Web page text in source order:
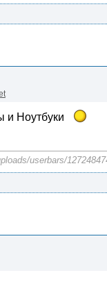
и Ноутбуки
userbars/